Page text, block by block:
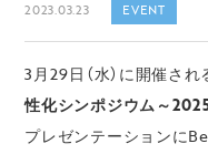
2023.03.23 EVENT
3月29日（水）に開催され
性化シンポジウム～
プレゼンテーションに